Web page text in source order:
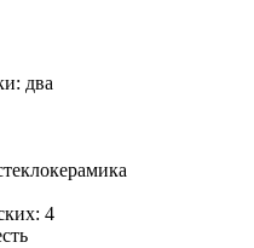
два
4